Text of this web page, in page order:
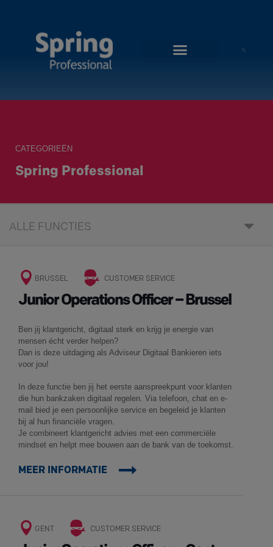
CATEGORIEËN
Spring Professional
ALLE FUNCTIES
BRUSSEL CUSTOMER SERVICE
Junior Operations Officer – Brussel
Ben jij klantgericht, digitaal sterk en krijg je energie van
mensen écht verder helpen?
Dan is deze uitdaging als Adviseur Digitaal Bankieren iets
voor jou!
In deze functie ben jij het eerste aanspreekpunt voor klanten
die hun bankzaken digitaal regelen. Via telefoon, chat en e-
mail bied je een persoonlijke service en begeleid je klanten
bij al hun financiële vragen.
Je combineert klantgericht advies met een commerciële
mindset en helpt mee bouwen aan de bank van de toekomst.
MEER INFORMATIE
GENT CUSTOMER SERVICE